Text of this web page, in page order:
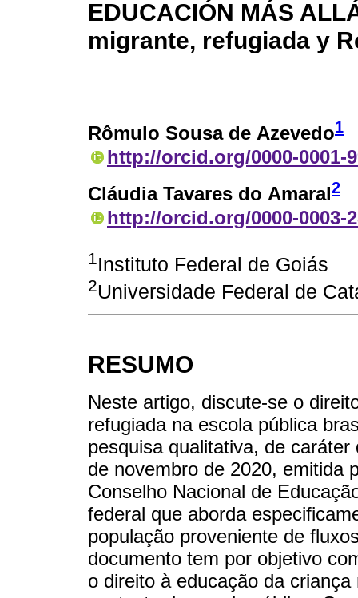
EDUCACIÓN MÁS
migrante, refugiada y
Rômulo Sousa de Azevedo1
http://orcid.org/0000-0001-
Cláudia Tavares do Amaral2
http://orcid.org/0000-0003-
1 Instituto Federal de Goiás
2Universidade Federal de
RESUMO
Neste artigo, discute-se o
refugiada na escola pública
pesquisa qualitativa, de
de novembro de 2020, emitida
Conselho Nacional de
federal que aborda
população proveniente de
documento tem por objetivo
o direito à educação da